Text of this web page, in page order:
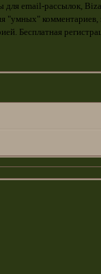
для email-рассылок,
"умных" комментариев,
Бесплатная